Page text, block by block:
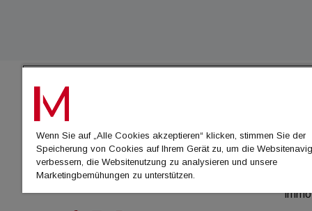
Wenn Sie auf „Alle Cookies akzeptieren“ klicken, stimmen Sie der
Speicherung von Cookies auf Ihrem Gerät zu, um die
verbessern, die Websitenutzung zu analysieren und unsere
Marketingbemühungen zu unterstützen.